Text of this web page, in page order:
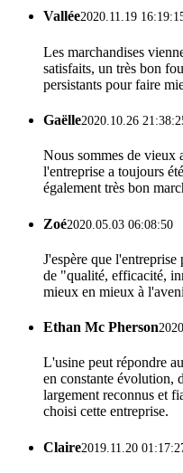
Vallée2020.11.19
Les marchandises
satisfaits, un très bon
persistants pour faire
Gaëlle2020.10.26
Nous sommes de vieux
l'entreprise a toujours
également très bon
Zoé2020.05.03 06:08:50
J'espère que
de "qualité, efficacité,
mieux en mieux à
Ethan Mc Pherson
L'usine peut répondre
en constante évolution,
largement reconnus et
choisi cette entreprise.
Claire2019.11.20